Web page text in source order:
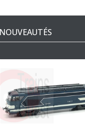
NOUVEAUTÉS